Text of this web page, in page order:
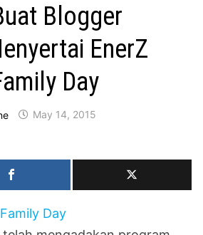
Blogger
EnerZ
Day
May 14, 2015